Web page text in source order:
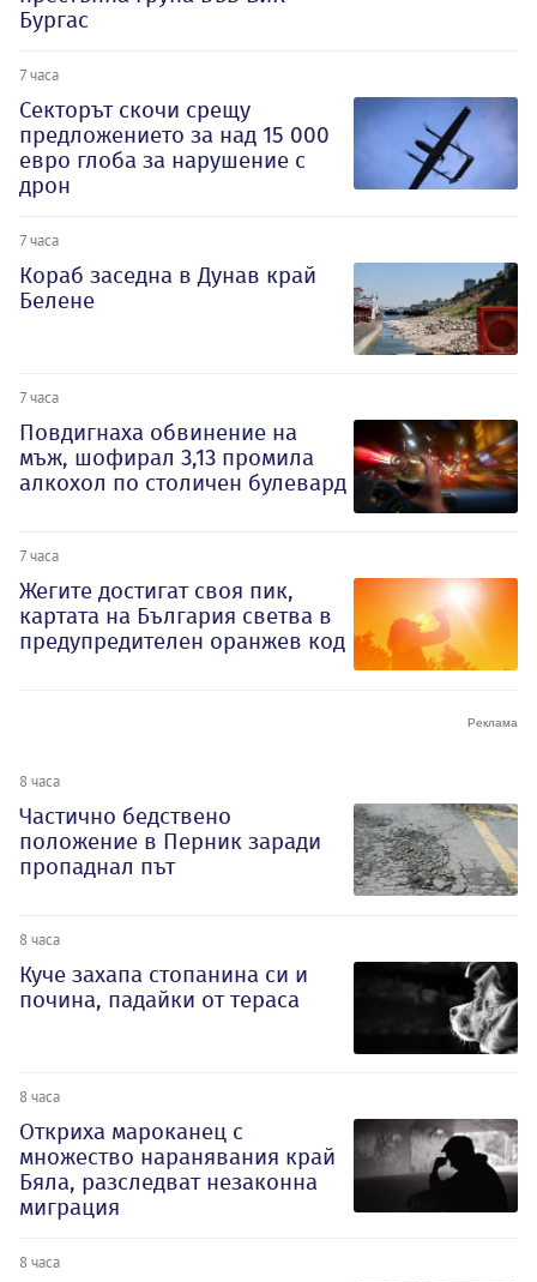
Бургас
7 часа
Секторът скочи срещу
предложението за над 15 000
евро глоба за нарушение с
дрон
7 часа
Кораб заседна в Дунав край
Белене
7 часа
Повдигнаха обвинение на
мъж, шофирал 3,13 промила
алкохол по столичен булевард
7 часа
Жегите достигат своя пик,
картата на България светва в
предупредителен оранжев код
8 часа
Частично бедствено
положение в Перник заради
пропаднал път
8 часа
Куче захапа стопанина си и
почина, падайки от тераса
8 часа
Откриха мароканец с
множество наранявания край
Бяла, разследват незаконна
миграция
8 часа